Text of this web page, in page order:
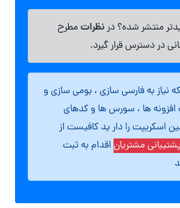
منتشر شده؟ درنظراتمطرح
در دسترس قرار گیرد.
نیاز به فارسی سازی ، بومی سازی و
ها ، سورس ها و کدهای
اسکریپت را دار ید کافیست از
مشتریان اقدام به ثبت